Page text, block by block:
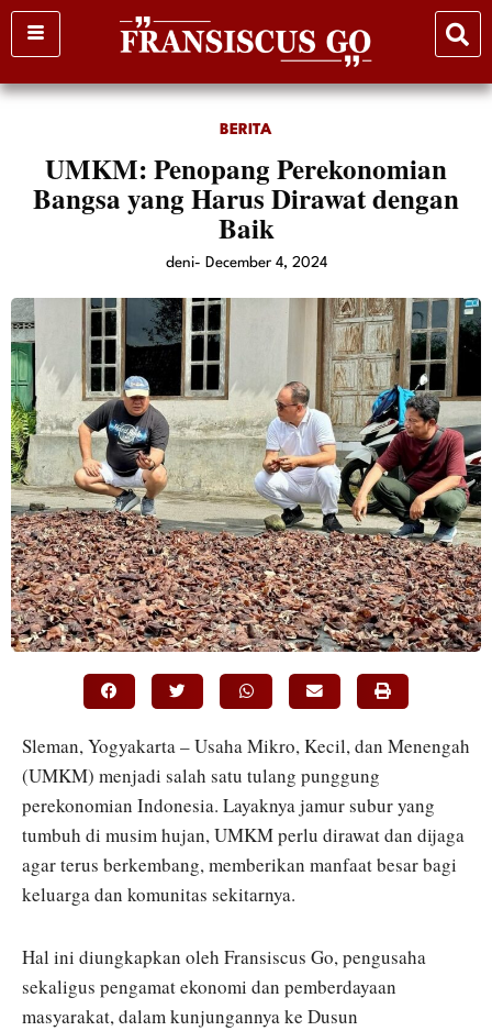
Skip
to
BERITA
UMKM: Penopang Perekonomian
Bangsa yang Harus Dirawat dengan
Baik
deni- December 4, 2024
Sleman, Yogyakarta – Usaha Mikro, Kecil, dan Menengah
(UMKM) menjadi salah satu tulang punggung
perekonomian Indonesia. Layaknya jamur subur yang
tumbuh di musim hujan, UMKM perlu dirawat dan dijaga
agar terus berkembang, memberikan manfaat besar bagi
keluarga dan komunitas sekitarnya.
Hal ini diungkapkan oleh Fransiscus Go, pengusaha
sekaligus pengamat ekonomi dan pemberdayaan
masyarakat, dalam kunjungannya ke Dusun